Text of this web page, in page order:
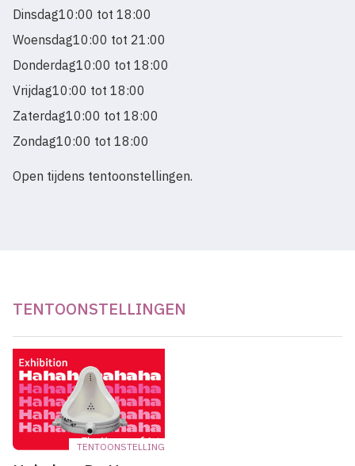
Dinsdag10:00 tot 18:00
Woensdag10:00 tot 21:00
Donderdag10:00 tot 18:00
Vrijdag10:00 tot 18:00
Zaterdag10:00 tot 18:00
Zondag10:00 tot 18:00
Open tijdens tentoonstellingen.
TENTOONSTELLINGEN
TENTOONSTELLING